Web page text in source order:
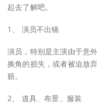
起去了解吧。
1、 演员不出镜
演员，特别是主演由于意
换角的损失，或者被迫放
赔。
2、 道具、布景、服装